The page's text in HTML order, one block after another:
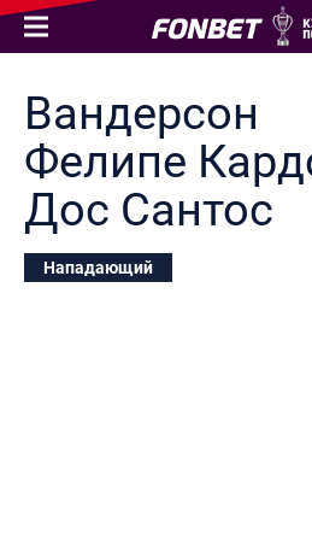
Вандерсон
Фелипе
Дос Сантос
Нападающий